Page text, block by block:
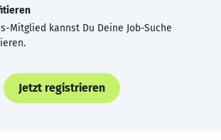
Mitglied kannst Du Deine Job-Suche
Jetzt registrieren